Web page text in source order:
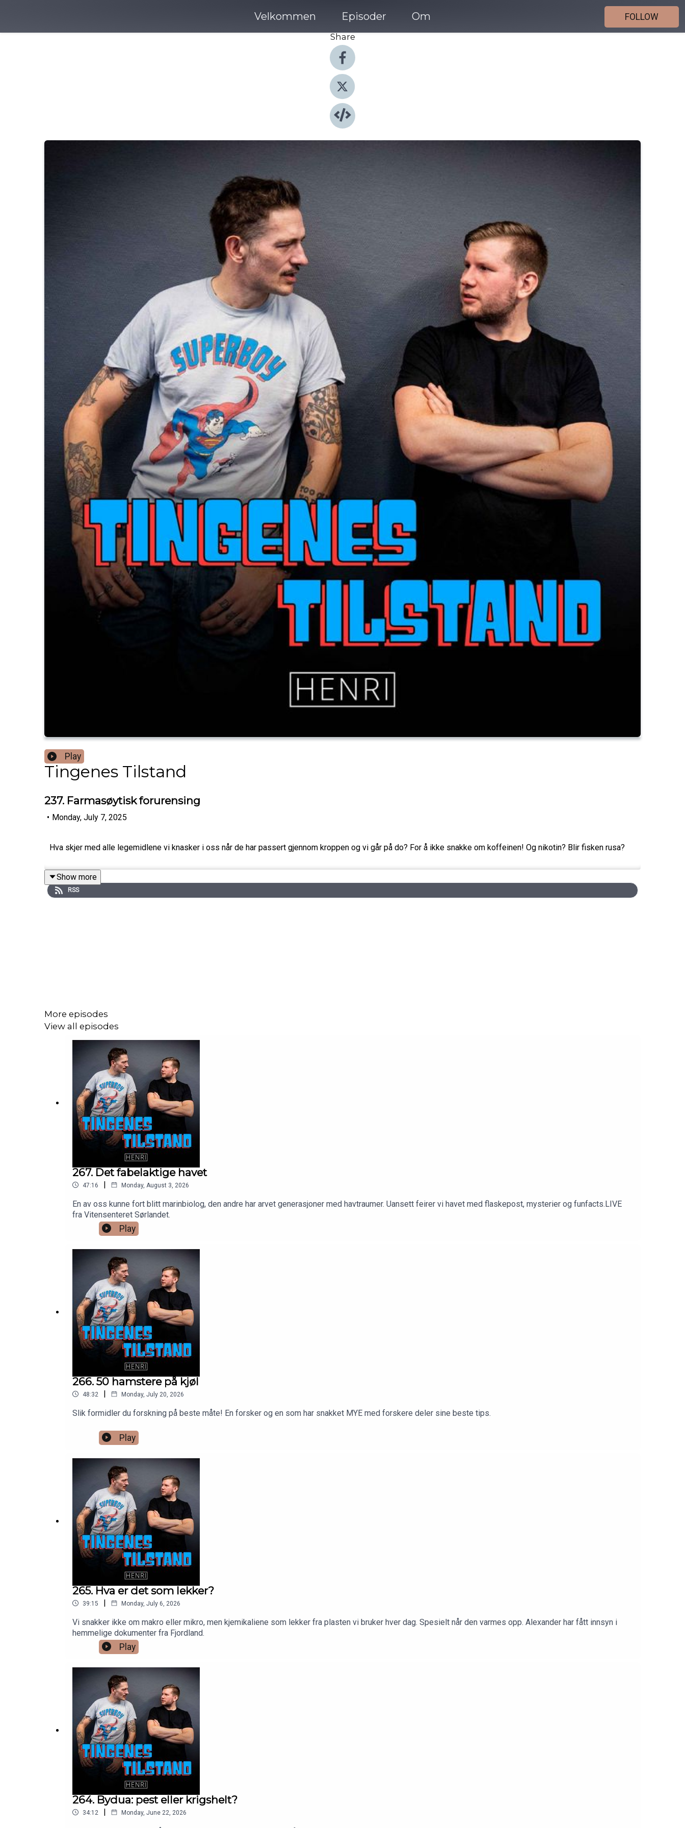
Velkommen Episoder Om
FOLLOW
Share
Play
Tingenes Tilstand
237. Farmasøytisk forurensing
• Monday, July 7, 2025
Hva skjer med alle legemidlene vi knasker i oss når de har passert gjennom kroppen og vi går på do? For å ikke snakke om koffeinen! Og nikotin? Blir fisken rusa?
Show more
RSS
More episodes
View all episodes
267. Det fabelaktige havet
47:16 | Monday, August 3, 2026
En av oss kunne fort blitt marinbiolog, den andre har arvet generasjoner med havtraumer. Uansett feirer vi havet med flaskepost, mysterier og funfacts.LIVE
fra Vitensenteret Sørlandet.
Play
266. 50 hamstere på kjøl
48:32 | Monday, July 20, 2026
Slik formidler du forskning på beste måte! En forsker og en som har snakket MYE med forskere deler sine beste tips.
Play
265. Hva er det som lekker?
39:15 | Monday, July 6, 2026
Vi snakker ikke om makro eller mikro, men kjemikaliene som lekker fra plasten vi bruker hver dag. Spesielt når den varmes opp. Alexander har fått innsyn i
hemmelige dokumenter fra Fjordland.
Play
264. Bydua: pest eller krigshelt?
34:12 | Monday, June 22, 2026